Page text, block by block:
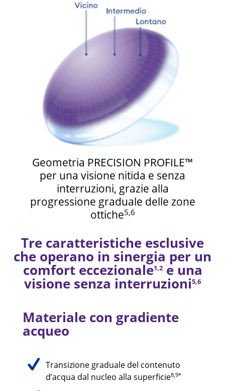
Geometria PRECISION PROFILE™
per una visione nitida e senza
interruzioni, grazie alla
progressione graduale delle zone
ottiche5,6
Tre caratteristiche esclusive
che operano in sinergia per un
comfort eccezionale1,2e una
visione senza interruzioni5,6
Materiale con gradiente
acqueo
Transizione graduale del contenuto
d’acqua dal nucleo alla superficie8,9*